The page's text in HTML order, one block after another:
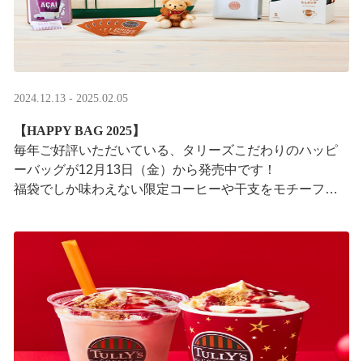
2024.12.13 - 2025.02.05
【HAPPY BAG 2025】
毎年ご好評いただいている、タリーズこだわりのハッピ
ーバッグが12月13日（金）から発売中です！
福袋でしか味わえない限定コーヒーや干支をモチーフに